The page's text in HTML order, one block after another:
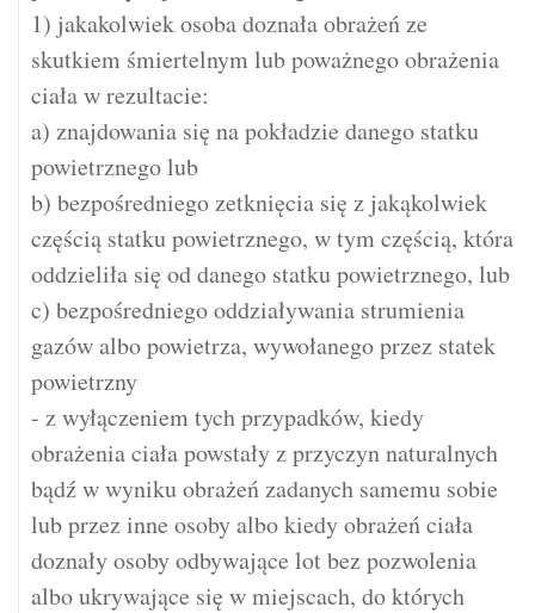
1) jakakolwiek osoba doznała obrażeń ze
skutkiem śmiertelnym lub poważnego obrażenia
ciała w rezultacie:
a) znajdowania się na pokładzie danego statku
powietrznego lub
b) bezpośredniego zetknięcia się z jakąkolwiek
częścią statku powietrznego, w tym częścią, która
oddzieliła się od danego statku powietrznego, lub
c) bezpośredniego oddziaływania strumienia
gazów albo powietrza, wywołanego przez statek
powietrzny
- z wyłączeniem tych przypadków, kiedy
obrażenia ciała powstały z przyczyn naturalnych
bądź w wyniku obrażeń zadanych samemu sobie
lub przez inne osoby albo kiedy obrażeń ciała
doznały osoby odbywające lot bez pozwolenia
albo ukrywające się w miejscach, do których